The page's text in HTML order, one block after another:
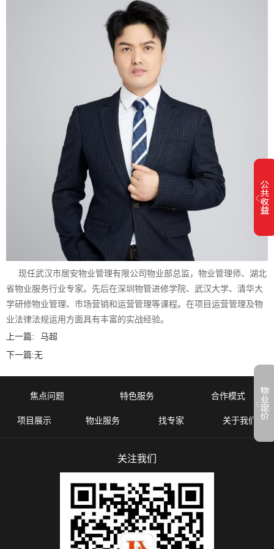
现任武汉市居安物业管理有限公司物业部总监，物业管理师、湖北
省物业服务行业专家。先后在深圳物管进修学院、武汉大学、清华大
学研修物业管理、市场营销和运营管理等课程。在项目运营管理及物
业法律法规运用方面具有丰富的实战经验。
上一篇:
马超
下一篇:无
焦点问题 特色服务 合作模式
项目展示 物业服务 找专家 关于我们
关注我们